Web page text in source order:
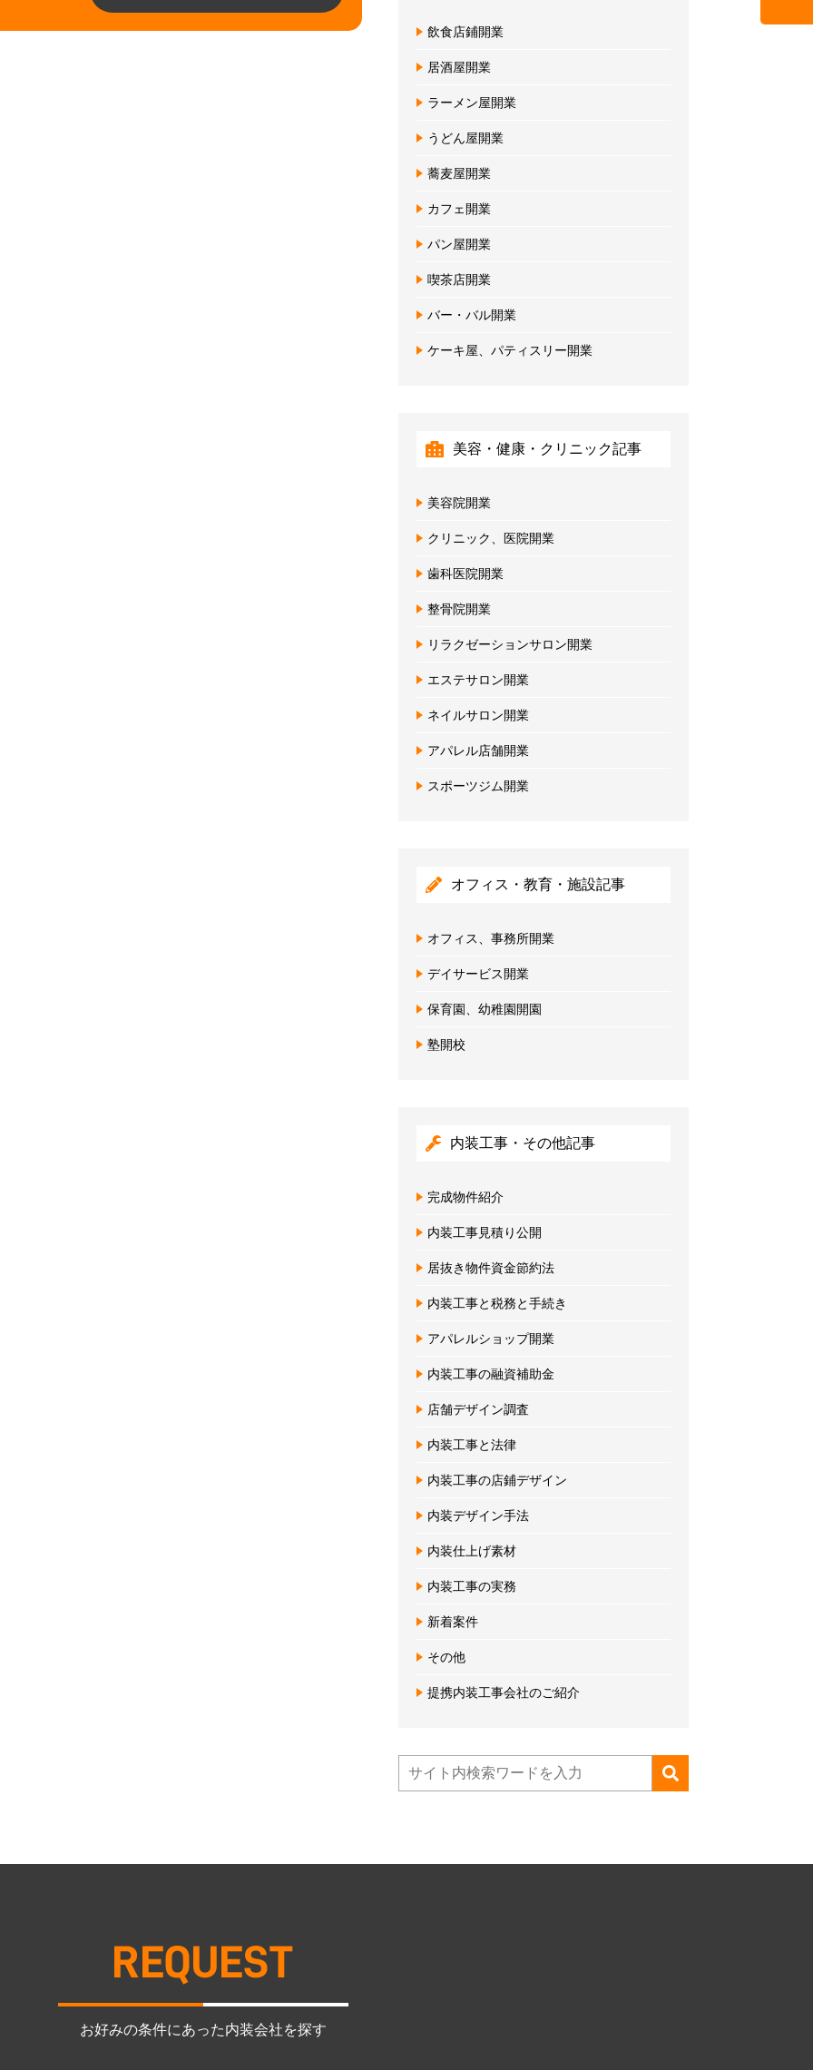
飲食店鋪開業
居酒屋開業
ラーメン屋開業
うどん屋開業
蕎麦屋開業
カフェ開業
パン屋開業
喫茶店開業
バー・バル開業
ケーキ屋、パティスリー開業
美容・健康・クリニック記事
美容院開業
クリニック、医院開業
歯科医院開業
整骨院開業
リラクゼーションサロン開業
エステサロン開業
ネイルサロン開業
アパレル店舗開業
スポーツジム開業
オフィス・教育・施設記事
オフィス、事務所開業
デイサービス開業
保育園、幼稚園開園
塾開校
内装工事・その他記事
完成物件紹介
内装工事見積り公開
居抜き物件資金節約法
内装工事と税務と手続き
アパレルショップ開業
内装工事の融資補助金
店舗デザイン調査
内装工事と法律
内装工事の店鋪デザイン
内装デザイン手法
内装仕上げ素材
内装工事の実務
新着案件
その他
提携内装工事会社のご紹介
お好みの条件にあった内装会社を探す